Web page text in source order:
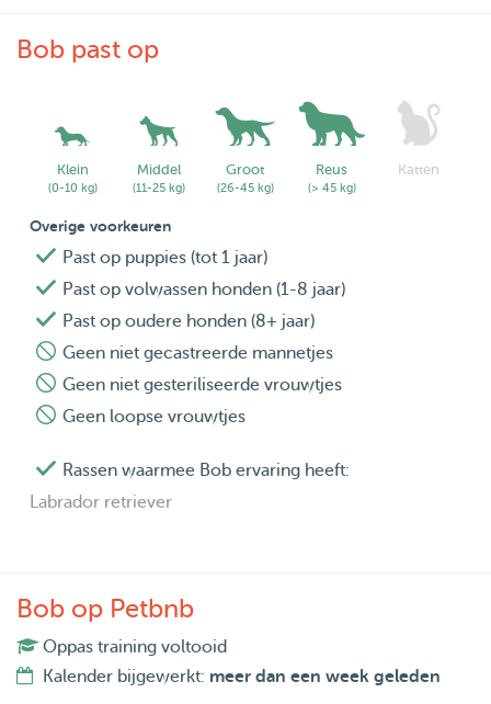
Bob past op
Klein
(0-10 kg)
Middel
(11-25 kg)
Groot
(26-45 kg)
Reus
(> 45 kg)
Katten
Overige voorkeuren
Past op puppies (tot 1 jaar)
Past op volwassen honden (1-8 jaar)
Past op oudere honden (8+ jaar)
Geen niet gecastreerde mannetjes
Geen niet gesteriliseerde vrouwtjes
Geen loopse vrouwtjes
Rassen waarmee Bob ervaring heeft:
Labrador retriever
Bob op Petbnb
Oppas training voltooid
Kalender bijgewerkt: meer dan een week geleden